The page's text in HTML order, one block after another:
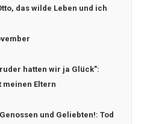
das wilde Leben und ich
hatten wir ja Glück":
meinen Eltern
und Geliebten!: Tod